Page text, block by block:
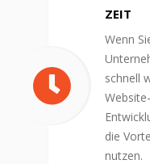
ZEIT
Wenn
schnell
die
nutzen.